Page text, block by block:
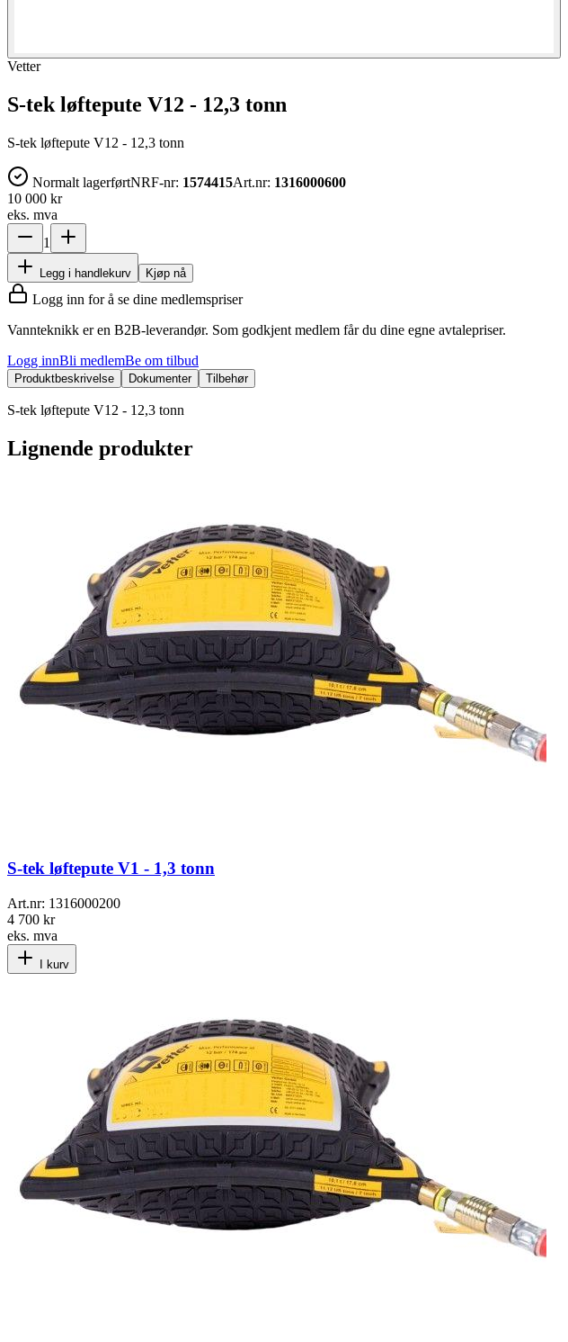
Vetter
S-tek løftepute V12 - 12,3 tonn
S-tek løftepute V12 - 12,3 tonn
Normalt lagerførtNRF-nr: 1574415Art.nr: 1316000600
10 000 kr
eks. mva
1
Legg i handlekurv Kjøp nå
Logg inn for å se dine medlemspriser
Vannteknikk er en B2B-leverandør. Som godkjent medlem får du dine egne avtalepriser.
Logg innBli medlemBe om tilbud
Produktbeskrivelse Dokumenter Tilbehør
S-tek løftepute V12 - 12,3 tonn
Lignende produkter
S-tek løftepute V1 - 1,3 tonn
Art.nr: 1316000200
4 700 kr
eks. mva
I kurv